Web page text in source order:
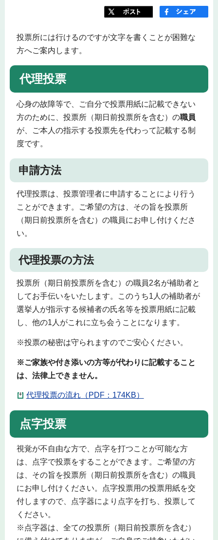
投票所には行けるのですが文字を書くことが困難な
方へご案内します。
代理投票
心身の故障等で、ご自分で投票用紙に記載できない
方のために、投票所（期日前投票所を含む）の職員
が、ご本人の指示する投票先を代わって記載する制
度です。
申請方法
代理投票は、投票管理者に申請することにより行う
ことができます。ご希望の方は、その旨を投票所
（期日前投票所を含む）の職員にお申し付けくださ
い。
代理投票の方法
投票所（期日前投票所を含む）の職員2名が補助者と
してお手伝いをいたします。このうち1人の補助者が
選挙人が指示する候補者の氏名等を投票用紙に記載
し、他の1人がこれに立ち会うことになります。
※投票の秘密は守られますのでご安心ください。
※ご家族や付き添いの方等が代わりに記載すること
は、法律上できません。
代理投票の流れ（PDF：174KB）
点字投票
視覚が不自由な方で、点字を打つことが可能な方
は、点字で投票をすることができます。ご希望の方
は、その旨を投票所（期日前投票所を含む）の職員
にお申し付けください。点字投票用の投票用紙を交
付しますので、点字器により点字を打ち、投票して
ください。
※点字器は、全ての投票所（期日前投票所を含む）